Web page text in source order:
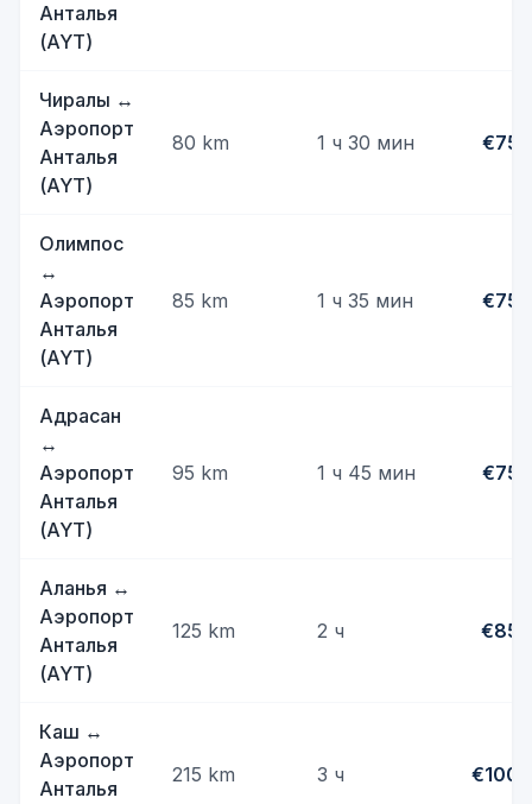
Анталья
(AYT)
Чиралы ↔
Аэропорт
Анталья
(AYT)
80 km 1 ч 30 мин €75
Олимпос
↔
Аэропорт
Анталья
(AYT)
85 km 1 ч 35 мин €75
Адрасан
↔
Аэропорт
Анталья
(AYT)
95 km 1 ч 45 мин €75
Аланья ↔
Аэропорт
Анталья
(AYT)
125 km 2 ч €85
Каш ↔
Аэропорт
Анталья
215 km 3 ч €100